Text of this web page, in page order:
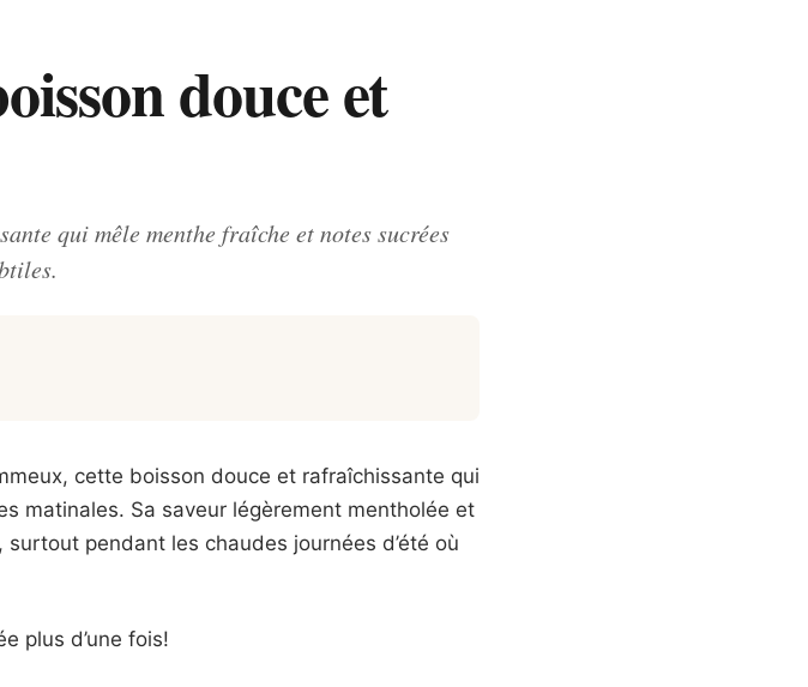
douce et
qui mêle menthe fraîche et notes sucrées
cette boisson douce et rafraîchissante qui
matinales. Sa saveur légèrement mentholée et
pendant les chaudes journées d’été où
plus d’une fois!